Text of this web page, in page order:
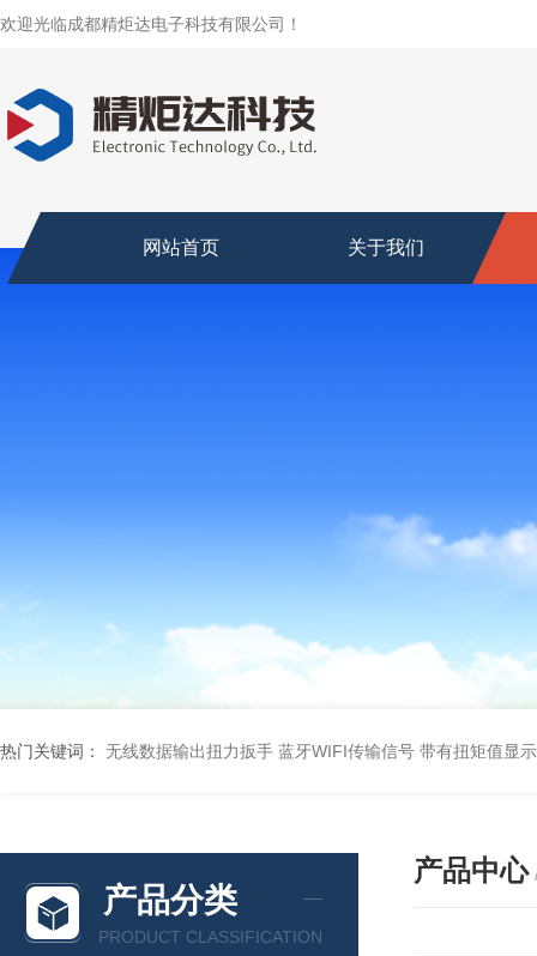
欢迎光临成都精炬达电子科技有限公司！
网站首页 关于我们
热门关键词： 无线数据输出扭力扳手 蓝牙WIFI传输信号 带有扭矩值显
产品分类
PRODUCT CLASSIFICATION
产品中心